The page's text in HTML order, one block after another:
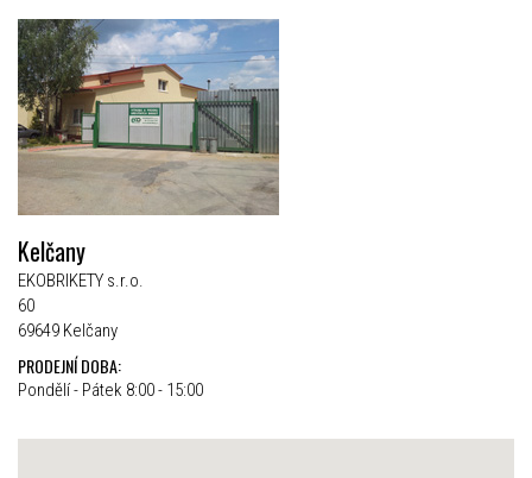
Kelčany
EKOBRIKETY s.r.o.
60
69649 Kelčany
PRODEJNÍ DOBA:
Pondělí - Pátek 8:00 - 15:00